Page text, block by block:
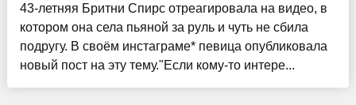
43-летняя Бритни Спирс отреагировала на видео, в
котором она села пьяной за руль и чуть не сбила
подругу. В своём инстаграме* певица опубликовала
новый пост на эту тему."Если кому-то интере...